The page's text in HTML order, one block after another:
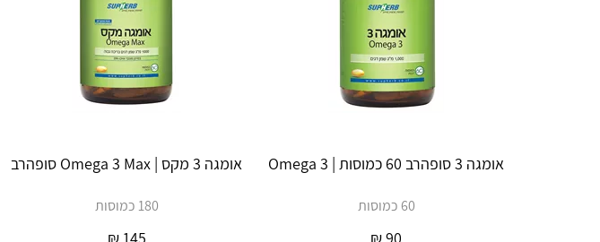
אומגה 3 סופהרב 60 כמוסות | Omega 3
60 כמוסות
אומגה 3 מקס | Omega 3 Max סופהרב
180 כמוסות